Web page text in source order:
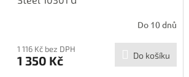
Do 10 dnů
1 116 Kč bez DPH
1 350 Kč Do košíku